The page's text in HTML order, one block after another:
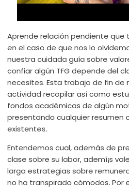
Aprende relación pendiente que
en el caso de que nos lo
nuestra cuidada guía sobre
confiar algún TFG depende del
necesites. Esta trabajo de fin de
actividad recopilar así­ como
fondos académicas de algún
presentando cualquier resumen
existentes.
Entendemos cual, además de
clase sobre su labor, ademí¡s
larga estrategias sobre
no ha transpirado cómodos. Por